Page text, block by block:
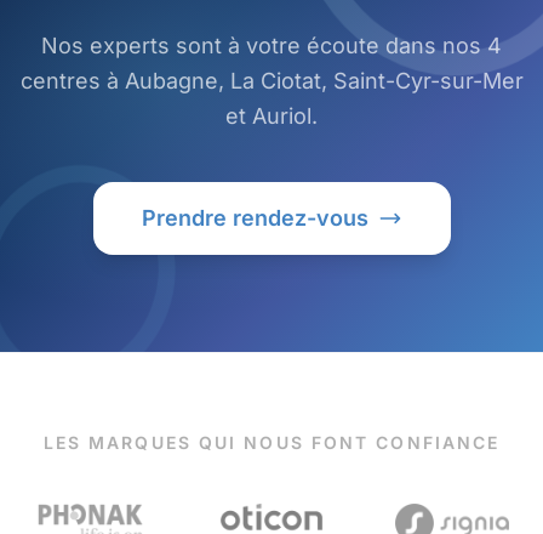
Nos experts sont à votre écoute dans nos 4
centres à Aubagne, La Ciotat, Saint-Cyr-sur-Mer
et Auriol.
Prendre rendez-vous
LES MARQUES QUI NOUS FONT CONFIANCE